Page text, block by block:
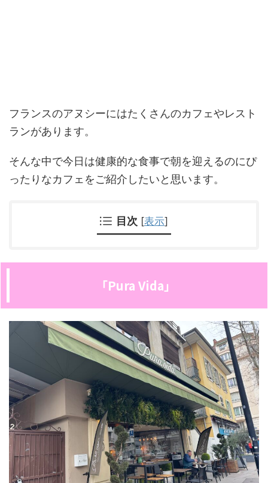
フランスのアヌシーにはたくさんのカフェやレスト
ランがあります。
そんな中で今日は健康的な食事で朝を迎えるのにぴ
ったりなカフェをご紹介したいと思います。
目次 [表示]
「Pura Vida」